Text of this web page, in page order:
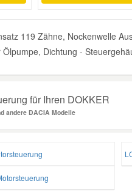
119 Zähne, Nockenwelle
Dichtung -
für Ihren DOKKER
andere DACIA Modelle